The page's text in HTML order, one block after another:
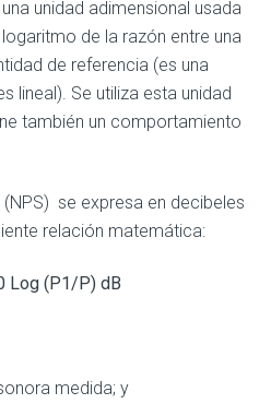
unidad adimensional usada
de la razón entre una
de referencia (es una
lineal). Se utiliza esta unidad
también un comportamiento
se expresa en decibeles
relación matemática:
Log (P1/P) dB
medida; y